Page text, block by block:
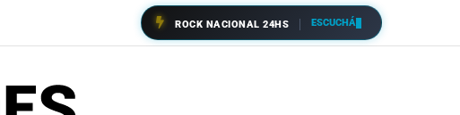
ROCK NACIONAL 24HS ESCUCHÁ